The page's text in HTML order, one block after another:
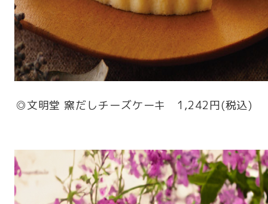
◎文明堂 窯だしチーズケーキ 1,242円(税込)